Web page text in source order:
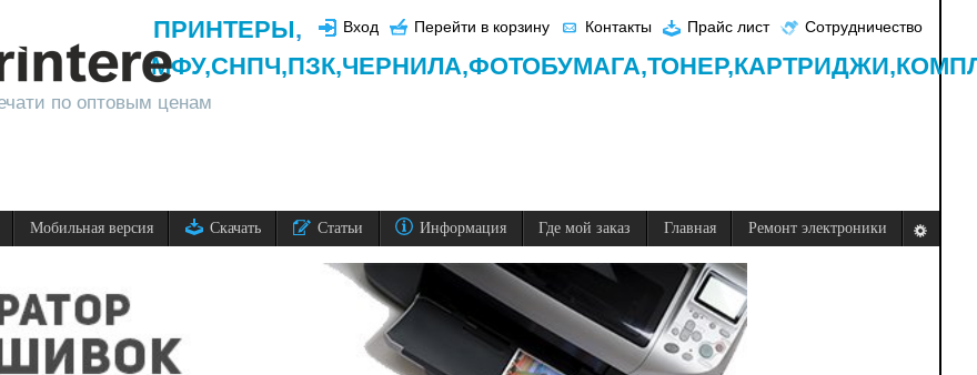
по оптовым ценам
Вход Перейти в корзину Контакты Прайс лист Сотрудничество
ПРИНТЕРЫ,
МФУ,СНПЧ,ПЗК,ЧЕРНИЛА,ФОТОБУМАГА,ТОНЕР,КАРТРИДЖИ,
Мобильная версия Скачать Статьи Информация Где мой заказ Главная Ремонт электроники